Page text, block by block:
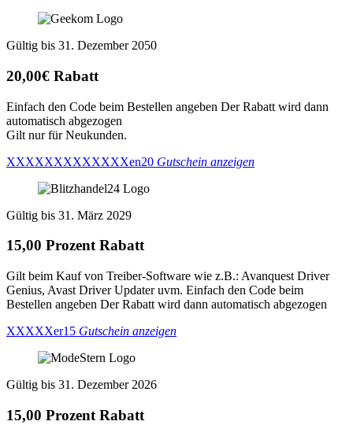
Gültig bis 31. Dezember 2050
20,00€ Rabatt
Einfach den Code beim Bestellen angeben Der Rabatt wird dann
automatisch abgezogen
Gilt nur für Neukunden.
XXXXXXXXXXXXXen20 Gutschein anzeigen
Gültig bis 31. März 2029
15,00 Prozent Rabatt
Gilt beim Kauf von Treiber-Software wie z.B.: Avanquest Driver
Genius, Avast Driver Updater uvm. Einfach den Code beim
Bestellen angeben Der Rabatt wird dann automatisch abgezogen
XXXXXer15 Gutschein anzeigen
Gültig bis 31. Dezember 2026
15,00 Prozent Rabatt